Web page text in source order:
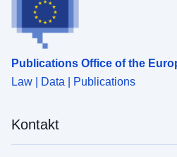
Publications Office of the
Law | Data | Publications
Kontakt